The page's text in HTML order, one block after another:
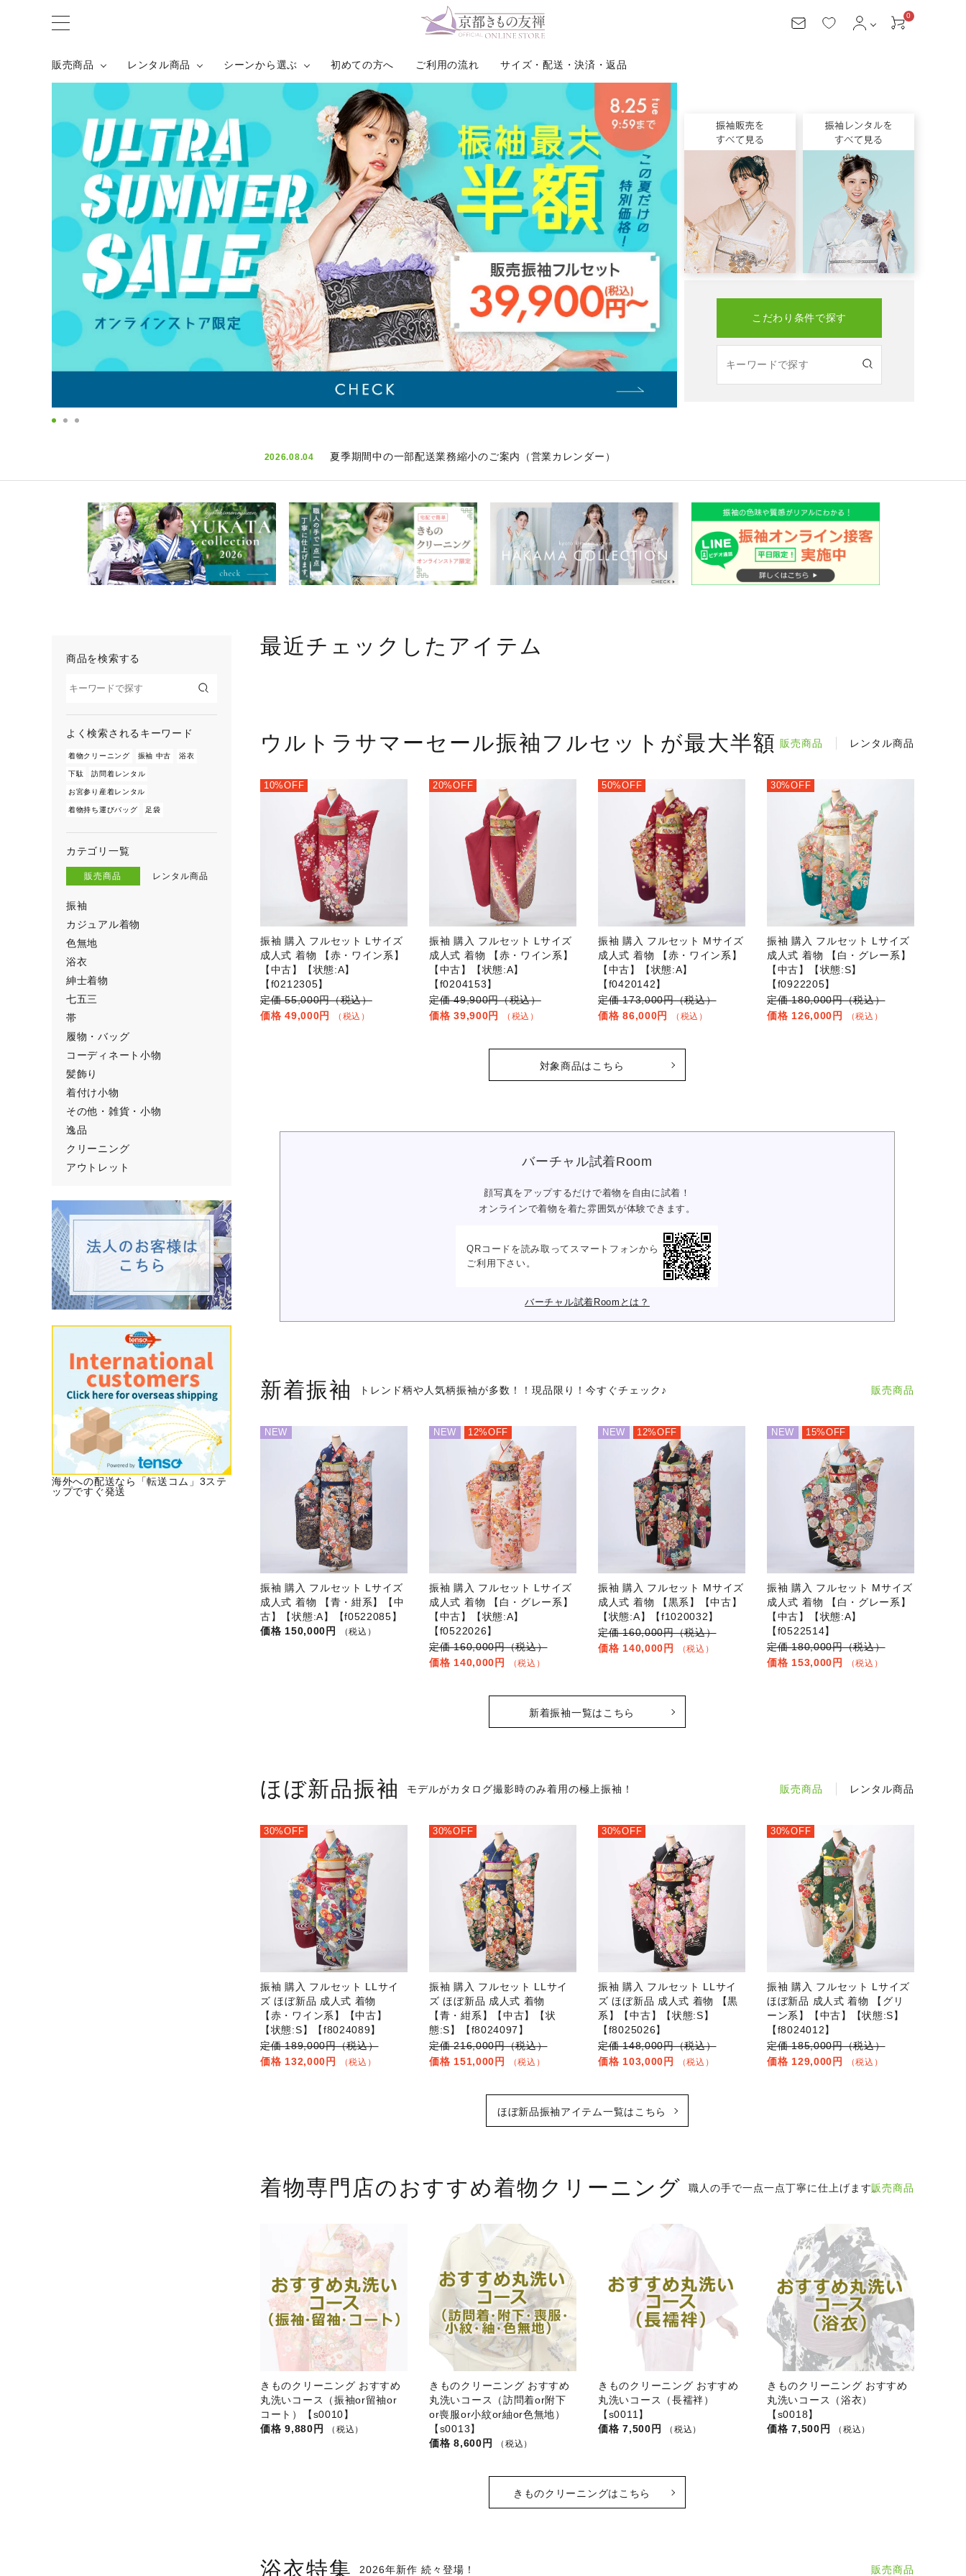
0
販売商品 レンタル商品 シーンから選ぶ
振袖
髪飾り
コーディネート小物
着付け小物
履物・バッグ
その他・雑貨・小物
レンタル
振袖 レンタル 1ヵ月(12月20日～1月20日)
結婚式・結納
卒業式
お宮参り
七五三
お出かけ
初めての方へ ご利用の流れ サイズ・配送・決済・返品
卒業式
お宮参り
七五三
お出かけ
振袖
カジュアル着物
色無地
浴衣
紳士着物
七五三
帯
履物・バッグ
コーディネート小物
髪飾り
着付け小物
その他・雑貨・小物
逸品
振袖
レディース二尺袖袴セット
レディース袴（単品）
レディース二尺袖着物（単品）
ジュニア袴セット
お宮参り 産着
七五三
被布セット
訪問着
黒留袖
色無地
紳士着物
レンタル小物
会員機能
商品を検索する
こだわり条件から探す
キーワードから探す
ご利用方法について
初めての方へ
ご利用の流れ
配送について
お支払いについて
バーチャル試着Room
こだわり条件で探す
2026.08.04 夏季期間中の一部配送業務縮小のご案内（営業カレンダー）
最近チェックしたアイテム
ウルトラサマーセール振袖フルセットが最大半額 販売商品 レンタル商品
振袖 購入 フルセット Lサイズ
成人式 着物 【赤・ワイン系】
【中古】【状態:A】
【f0212305】
55,000円（税込）
49,000円
（税込）
10%OFF
振袖 購入 フルセット Lサイズ
成人式 着物 【赤・ワイン系】
【中古】【状態:A】
【f0204153】
49,900円（税込）
39,900円
（税込）
20%OFF
振袖 購入 フルセット Mサイズ
成人式 着物 【赤・ワイン系】
【中古】【状態:A】
【f0420142】
173,000円（税込）
86,000円
（税込）
50%OFF
振袖 購入 フルセット Lサイズ
成人式 着物 【白・グレー系】
【中古】【状態:S】
【f0922205】
180,000円（税込）
126,000円
（税込）
30%OFF
対象商品はこちら
バーチャル試着Room
顔写真をアップするだけで着物を自由に試着！
オンラインで着物を着た雰囲気が体験できます。
QRコードを読み取ってスマートフォンから
ご利用下さい。
バーチャル試着Roomとは？
新着振袖 トレンド柄や人気柄振袖が多数！！ 現品限り！今すぐチェック♪ 販売商品
振袖 購入 フルセット Lサイズ
成人式 着物 【青・紺系】【中
古】【状態:A】【f0522085】
150,000円
（税込）
NEW
振袖 購入 フルセット Lサイズ
成人式 着物 【白・グレー系】
【中古】【状態:A】
【f0522026】
160,000円（税込）
140,000円
（税込）
NEW 12%OFF
振袖 購入 フルセット Mサイズ
成人式 着物 【黒系】【中古】
【状態:A】【f1020032】
160,000円（税込）
140,000円
（税込）
NEW 12%OFF
振袖 購入 フルセット Mサイズ
成人式 着物 【白・グレー系】
【中古】【状態:A】
【f0522514】
180,000円（税込）
153,000円
（税込）
NEW 15%OFF
新着振袖一覧はこちら
ほぼ新品振袖 モデルがカタログ撮影時のみ着用の極上振袖！ 販売商品 レンタル商品
振袖 購入 フルセット LLサイ
ズ ほぼ新品 成人式 着物
【赤・ワイン系】【中古】
【状態:S】【f8024089】
189,000円（税込）
132,000円
（税込）
30%OFF
振袖 購入 フルセット LLサイ
ズ ほぼ新品 成人式 着物
【青・紺系】【中古】【状
態:S】【f8024097】
216,000円（税込）
151,000円
（税込）
30%OFF
振袖 購入 フルセット LLサイ
ズ ほぼ新品 成人式 着物 【黒
系】【中古】【状態:S】
【f8025026】
148,000円（税込）
103,000円
（税込）
30%OFF
振袖 購入 フルセット Lサイズ
ほぼ新品 成人式 着物 【グリ
ーン系】【中古】【状態:S】
【f8024012】
185,000円（税込）
129,000円
（税込）
30%OFF
ほぼ新品振袖アイテム一覧はこちら
着物専門店のおすすめ着物クリーニング 職人の手で一点一点丁寧に仕上げます。販売商品
きものクリーニング おすすめ
丸洗いコース（振袖or留袖or
コート）【s0010】
9,880円
（税込）
きものクリーニング おすすめ
丸洗いコース（訪問着or附下
or喪服or小紋or紬or色無地）
【s0013】
8,600円
（税込）
きものクリーニング おすすめ
丸洗いコース（長襦袢）
【s0011】
7,500円
（税込）
きものクリーニング おすすめ
丸洗いコース（浴衣）
【s0018】
7,500円
（税込）
きものクリーニングはこちら
浴衣特集 2026年新作 続々登場！ 販売商品
商品を検索する
よく検索されるキーワード
着物クリーニング 振袖 中古 浴衣
下駄 訪問着レンタル
お宮参り産着レンタル
着物持ち運びバッグ 足袋
カテゴリ一覧
販売商品 レンタル商品
振袖
カジュアル着物
色無地
浴衣
紳士着物
七五三
帯
履物・バッグ
コーディネート小物
髪飾り
着付け小物
その他・雑貨・小物
逸品
クリーニング
アウトレット
海外への配送なら「転送コム」3ステ
ップですぐ発送
ご本人 ご家族・親族
大学生 ジュニア
男の子 女の子
三歳女の子 三歳男の子
ご家族・親族